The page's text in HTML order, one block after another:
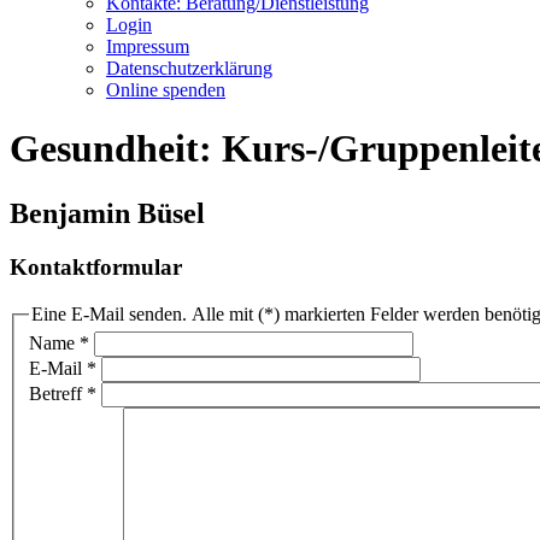
Login
Impressum
Datenschutzerklärung
Online spenden
Gesundheit: Kurs-/
Benjamin Büsel
Kontaktformular
Eine E-Mail senden. Alle mit (*) markierten Felder werden
Name *
E-Mail *
Betreff*